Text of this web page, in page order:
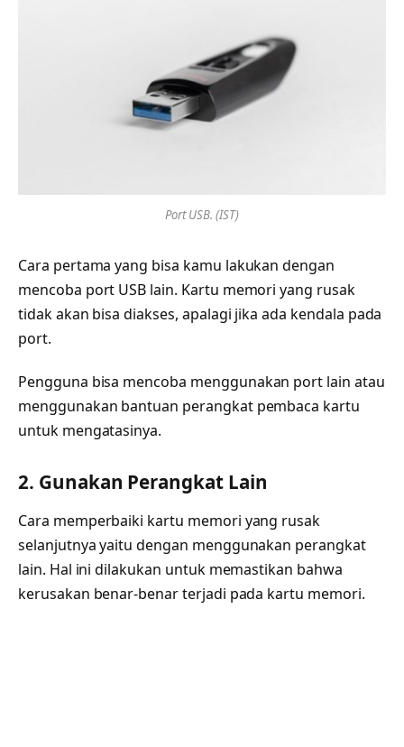
Port USB. (IST)
Cara pertama yang bisa kamu lakukan dengan
mencoba port USB lain. Kartu memori yang rusak
tidak akan bisa diakses, apalagi jika ada kendala pada
port.
Pengguna bisa mencoba menggunakan port lain atau
menggunakan bantuan perangkat pembaca kartu
untuk mengatasinya.
2. Gunakan Perangkat Lain
Cara memperbaiki kartu memori yang rusak
selanjutnya yaitu dengan menggunakan perangkat
lain. Hal ini dilakukan untuk memastikan bahwa
kerusakan benar-benar terjadi pada kartu memori.